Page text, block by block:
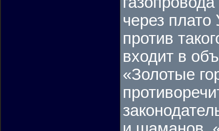
через плато
против
входит в
«Золотые